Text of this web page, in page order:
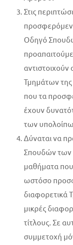
Στις
Οδηγό
Τμημάτων της
που τα
έχουν
των
Δύναται να
Σπουδών των
μαθήματα που
ωστόσο
διαφορετικά
μικρές
τίτλους. Σε
συμμετοχή